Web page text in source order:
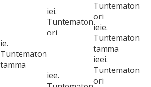
ie.
Tuntematon
tamma
iei.
Tuntematon
ori
Tuntematon
ori
ieie.
Tuntematon
tamma
iee.
ieei.
Tuntematon
ori